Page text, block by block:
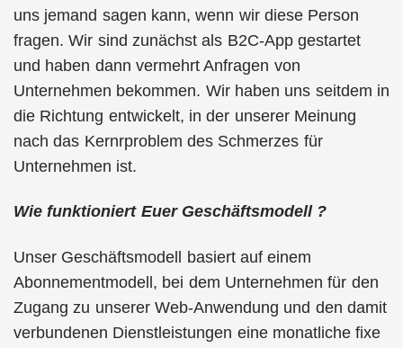
uns jemand sagen kann, wenn wir diese Person
fragen. Wir sind zunächst als B2C-App gestartet
und haben dann vermehrt Anfragen von
Unternehmen bekommen. Wir haben uns seitdem in
die Richtung entwickelt, in der unserer Meinung
nach das Kernrproblem des Schmerzes für
Unternehmen ist.
Wie funktioniert Euer Geschäftsmodell ?
Unser Geschäftsmodell basiert auf einem
Abonnementmodell, bei dem Unternehmen für den
Zugang zu unserer Web-Anwendung und den damit
verbundenen Dienstleistungen eine monatliche fixe